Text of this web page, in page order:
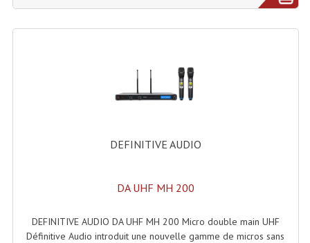
Flight-Case Pour La Lumière
Meubles DJ
Rack 19" Standard Betonex
Valises Pour Clavier
DEFINITIVE AUDIO
DA UHF MH 200
DEFINITIVE AUDIO DA UHF MH 200 Micro double main UHF
Définitive Audio introduit une nouvelle gamme de micros sans